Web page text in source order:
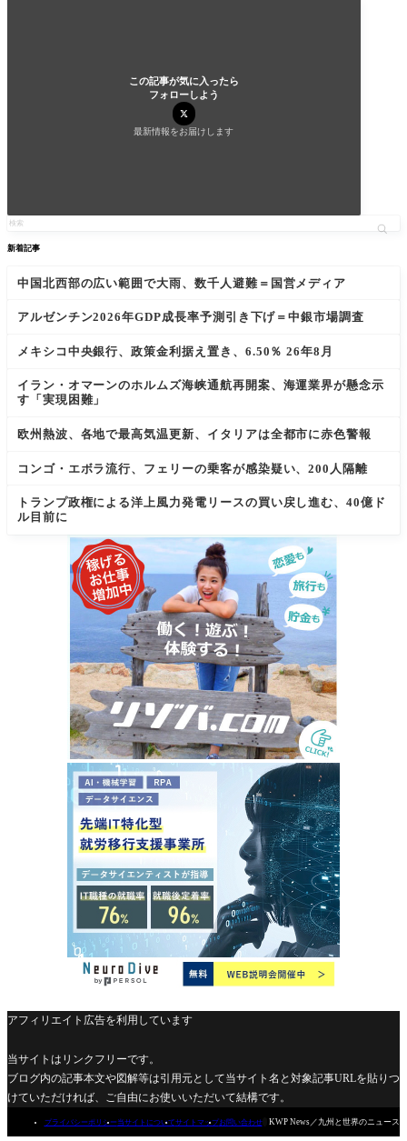
この記事が気に入ったら
フォローしよう
最新情報をお届けします
新着記事
中国北西部の広い範囲で大雨、数千人避難＝国営メディア
アルゼンチン2026年GDP成長率予測引き下げ＝中銀市場調査
メキシコ中央銀行、政策金利据え置き、6.50％ 26年8月
イラン・オマーンのホルムズ海峡通航再開案、海運業界が懸念示
す「実現困難」
欧州熱波、各地で最高気温更新、イタリアは全都市に赤色警報
コンゴ・エボラ流行、フェリーの乗客が感染疑い、200人隔離
トランプ政権による洋上風力発電リースの買い戻し進む、40億ド
ル目前に
アフィリエイト広告を利用しています
当サイトはリンクフリーです。
ブログ内の記事本文や図解等は引用元として当サイト名と対象記事URLを貼りつ
けていただければ、ご自由にお使いいただいて結構です。
プライバシーポリシー当サイトについてサイトマップお問い合わせ KWP News／九州と世界のニュース